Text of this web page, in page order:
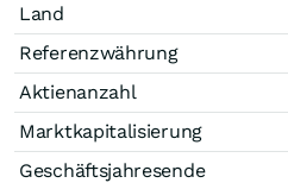
Land
Referenzwährung
Aktienanzahl
Marktkapitalisierung
Geschäftsjahresende